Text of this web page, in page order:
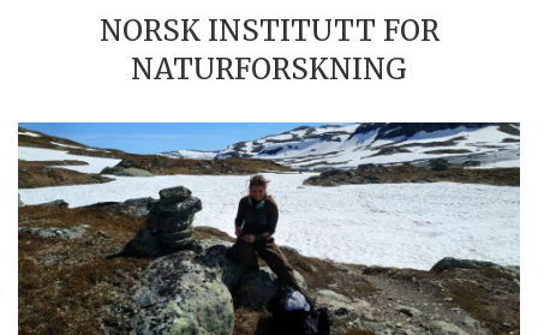
NORSK INSTITUTT FOR
NATURFORSKNING